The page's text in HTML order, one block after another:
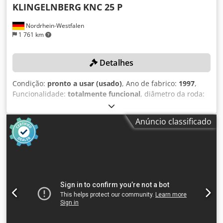
Nordrhein-Westfalen
1 761 km
KLINGELNBERG KNC 25 P
Detalhes
Condição: pronto a usar (usado), Ano de fabrico: 1997,
Funcionalidade: totalmente funcional, diâmetro da roda:
150 mm
mm, curso do eixo Y:870 mm, diâmetro da peça (máx.):
275 mm
, DETALHES TÉCNICOS Diâmetro da roda: 275 mm
Largura da roda: 150 mm Módulo máx.: 6 Módulo mín.: 1,5
Diâmetro da peça: 275 mm Largura máxima do dente: 5,5
Curso: -25 até 640 mm Velocidade máxima de
deslocamento: 6 m/min Eixo de posicionamento da peça
(eixo Y) Curso: 870 mm Velocidade máxima de
Anúncio classificado